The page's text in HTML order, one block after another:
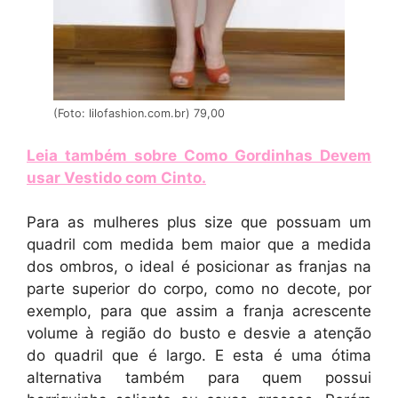
(Foto: lilofashion.com.br) 79,00
Leia também sobre Como Gordinhas Devem
usar Vestido com Cinto.
Para as mulheres plus size que possuam um
quadril com medida bem maior que a medida
dos ombros, o ideal é posicionar as franjas na
parte superior do corpo, como no decote, por
exemplo, para que assim a franja acrescente
volume à região do busto e desvie a atenção
do quadril que é largo. E esta é uma ótima
alternativa também para quem possui